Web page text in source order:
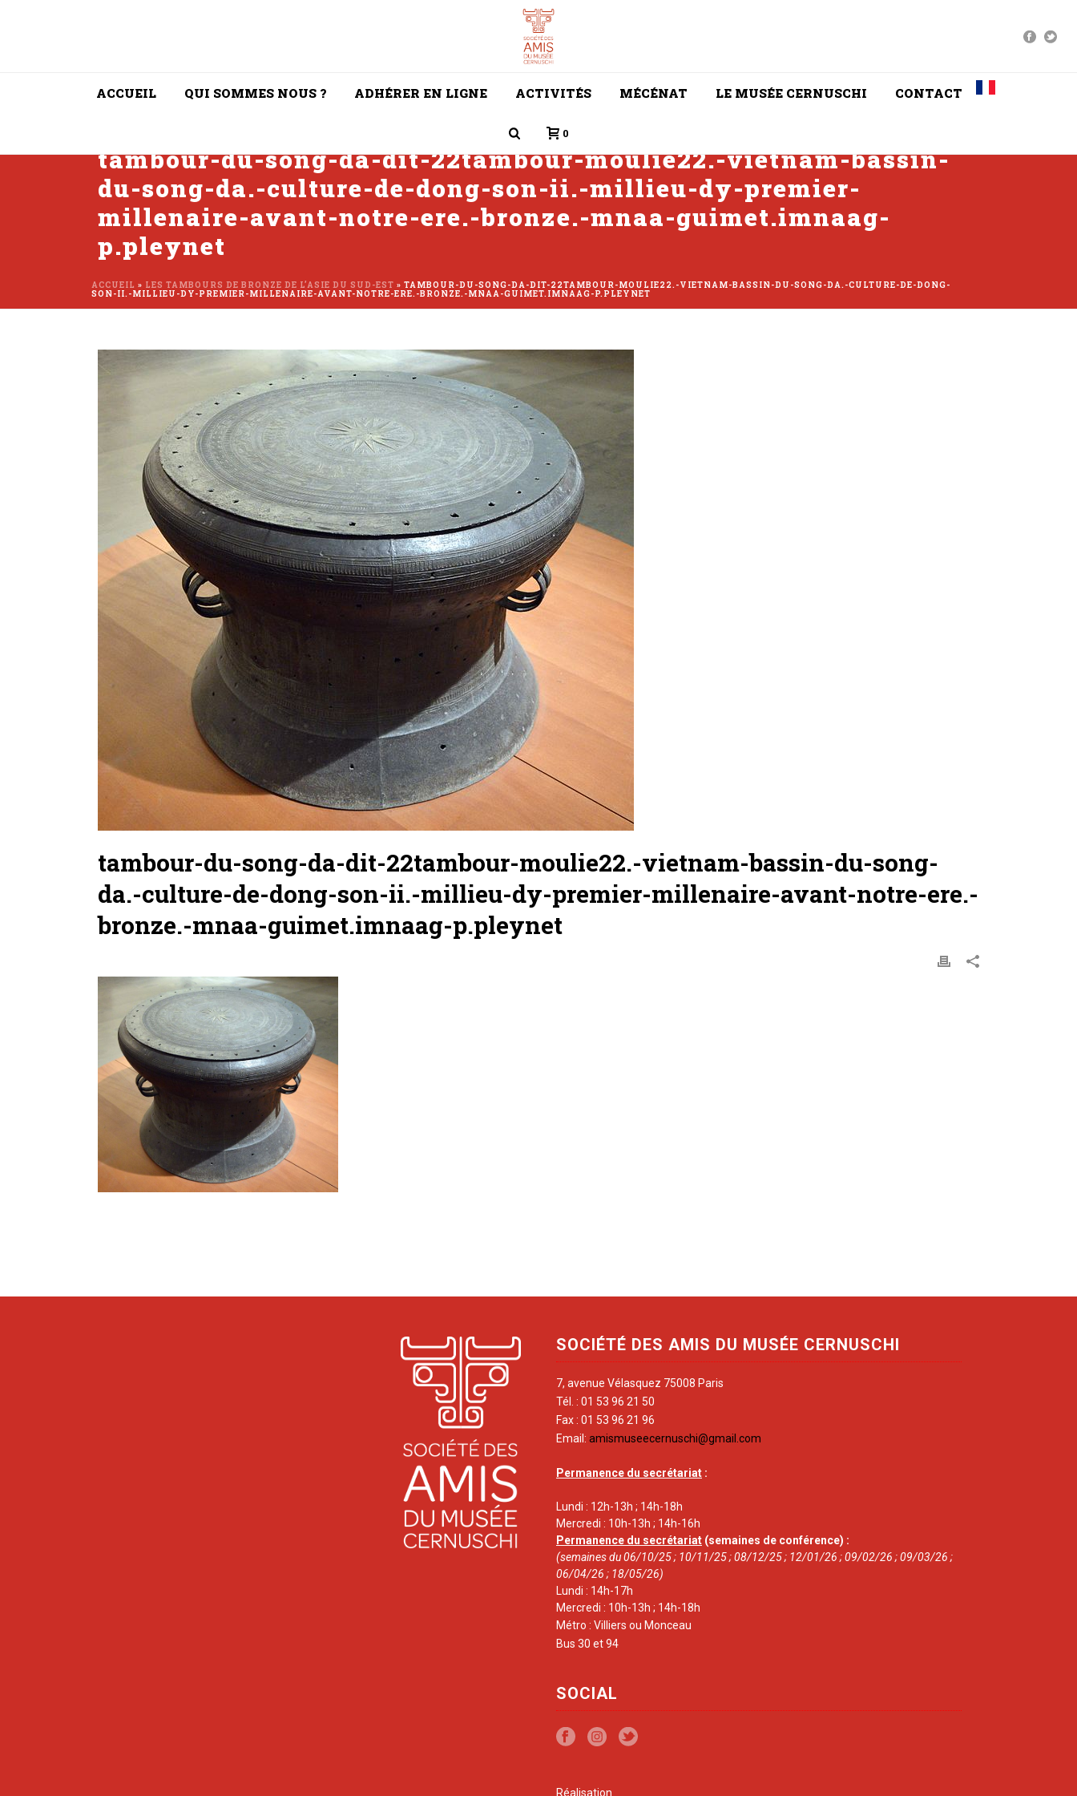
ACCUEIL QUI SOMMES NOUS ? ADHÉRER EN LIGNE ACTIVITÉS MÉCÉNAT LE MUSÉE CERNUSCHI CONTACT
0
tambour-du-song-da-dit-22tambour-moulie22.-vietnam-bassin-
du-song-da.-culture-de-dong-son-ii.-millieu-dy-premier-
millenaire-avant-notre-ere.-bronze.-mnaa-guimet.imnaag-
p.pleynet
ACCUEIL » LES TAMBOURS DE BRONZE DE L’ASIE DU SUD-EST » TAMBOUR-DU-SONG-DA-DIT-22TAMBOUR-MOULIE22.-VIETNAM-BASSIN-DU-SONG-DA.-CULTURE-DE-DONG-
SON-II.-MILLIEU-DY-PREMIER-MILLENAIRE-AVANT-NOTRE-ERE.-BRONZE.-MNAA-GUIMET.IMNAAG-P.PLEYNET
tambour-du-song-da-dit-22tambour-moulie22.-vietnam-bassin-du-song-
da.-culture-de-dong-son-ii.-millieu-dy-premier-millenaire-avant-notre-ere.-
bronze.-mnaa-guimet.imnaag-p.pleynet
SOCIÉTÉ DES AMIS DU MUSÉE CERNUSCHI
7, avenue Vélasquez 75008 Paris
Tél. : 01 53 96 21 50
Fax : 01 53 96 21 96
Email: amismuseecernuschi@gmail.com
Permanence du secrétariat :
Lundi : 12h-13h ; 14h-18h
Mercredi : 10h-13h ; 14h-16h
Permanence du secrétariat (semaines de conférence) :
(semaines du 06/10/25 ; 10/11/25 ; 08/12/25 ; 12/01/26 ; 09/02/26 ; 09/03/26 ;
06/04/26 ; 18/05/26)
Lundi : 14h-17h
Mercredi : 10h-13h ; 14h-18h
Métro : Villiers ou Monceau
Bus 30 et 94
SOCIAL
Réalisation